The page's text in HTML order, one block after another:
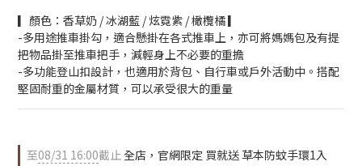
▎顏色：香草奶 / 冰湖藍 / 炫霓紫 / 橄欖橘 ▎
-多用途推車掛勾，適合懸掛在各式推車上，亦可將媽媽包及有提
把物品掛至推車把手，減輕身上不必要的重擔
-多功能登山扣設計，也適用於背包、自行車或戶外活動中。搭配
堅固耐重的金屬材質，可以承受很大的重量
至08/31 16:00截止全店，官網限定 買就送 草本防蚊手環1入